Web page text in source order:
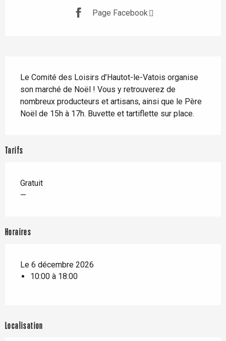
Page Facebook
Le Comité des Loisirs d’Hautot-le-Vatois organise
son marché de Noël ! Vous y retrouverez de
nombreux producteurs et artisans, ainsi que le Père
Noël de 15h à 17h. Buvette et tartiflette sur place.
Tarifs
Gratuit
—
Horaires
Le 6 décembre 2026
10:00 à 18:00
Localisation